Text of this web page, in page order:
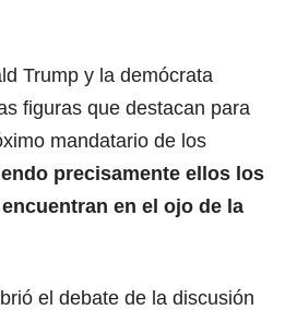
Trump y la demócrata
figuras que destacan para
mandatario de los
precisamente ellos los
en el ojo de la
el debate de la discusión